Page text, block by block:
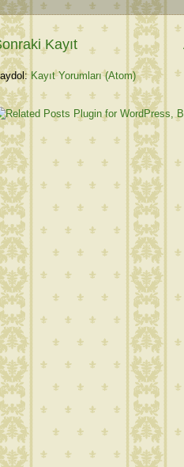
Kayıt
Kayıt Yorumları (Atom)